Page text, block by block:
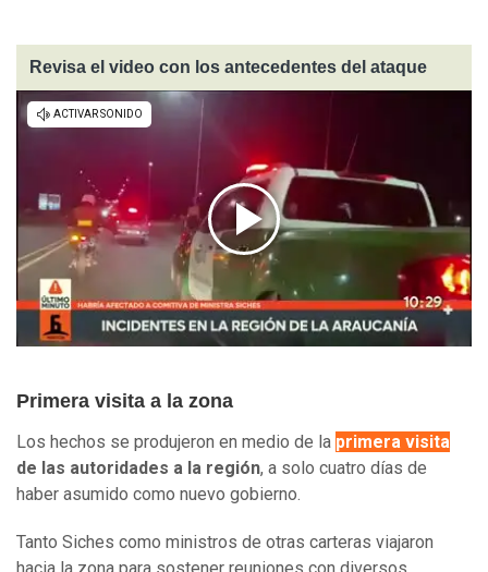
Revisa el video con los antecedentes del ataque
Primera visita a la zona
Los hechos se produjeron en medio de la primera visita
de las autoridades a la región, a solo cuatro días de
haber asumido como nuevo gobierno.
Tanto Siches como ministros de otras carteras viajaron